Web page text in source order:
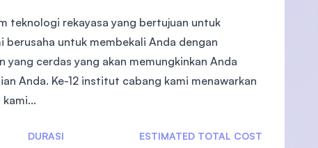
teknologi rekayasa yang bertujuan untuk
untuk membekali Anda dengan
cerdas yang akan memungkinkan Anda
Anda. Ke-12 institut cabang kami menawarkan
DURASI ESTIMATED TOTAL COST